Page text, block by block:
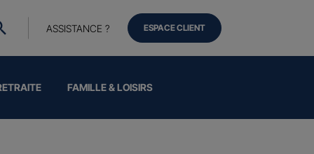
FAMILLE & LOISIRS
ASSISTANCE ? ESPACE CLIENT